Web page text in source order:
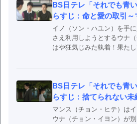
BS日テレ「それでも青
らすじ：命と愛の取引
イノ（ソン・ハユン）を手
さえ利用しようとするウナ
はや狂気じみた執着！果た
BS日テレ「それでも青
らすじ：捨てられない
マンス（チョン・ヒテ）は
ウナ（チョン・イヨン）が